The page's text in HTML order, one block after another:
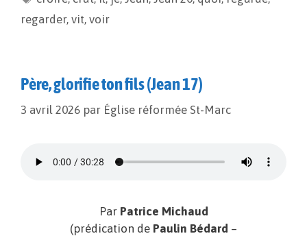
n
k
e
regarder, vit, voir
Père, glorifie ton fils (Jean 17)
3 avril 2026 par Église réformée St-Marc
Par Patrice Michaud
(prédication de Paulin Bédard –